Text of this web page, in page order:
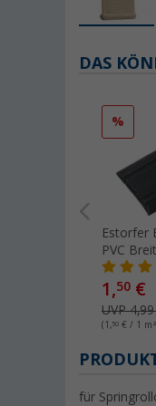
DAS
%
Estorfer
PVC
1,50 €
UVP
(1,50 € / 1
für